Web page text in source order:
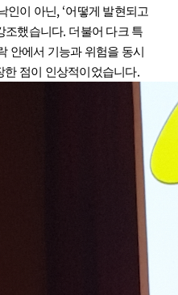
인이 아닌 , ‘어떻게 발현되고
조했습니다. 더불어 다크 특
안에서 기능과 위험을 동시
한 점이 인상적이었습니다.